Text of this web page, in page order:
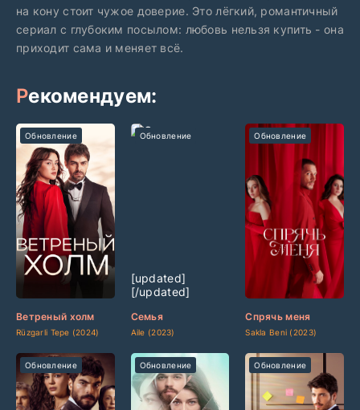
на кону стоит чужое доверие. Это лёгкий, романтичный
сериал с глубоким посылом: любовь нельзя купить - она
приходит сама и меняет всё.
Рекомендуем:
Ветреный холм
Rüzgarli Tepe (2024)
[updated]
Обновление
Семья
Aile (2023)
[updated]
Обновление
[/updated]
Спрячь меня
Sakla Beni (2023)
[updated]
Обновление
[/updated]
Обновление Обновление Обновление